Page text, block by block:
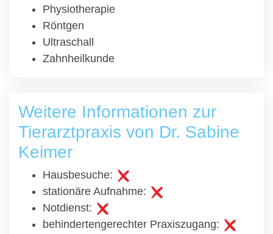
Physiotherapie
Röntgen
Ultraschall
Zahnheilkunde
Weitere Informationen zur
Tierarztpraxis von Dr. Sabine
Keimer
Hausbesuche:
stationäre Aufnahme:
Notdienst:
behindertengerechter Praxiszugang: